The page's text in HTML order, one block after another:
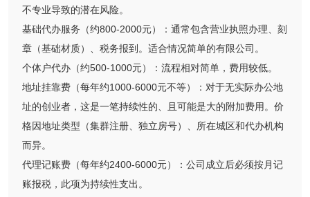
不专业导致的潜在风险。
基础代办服务（约800-2000元）：通常包含营业执照办理、刻
章（基础材质）、税务报到。适合情况简单的有限公司。
个体户代办（约500-1000元）：流程相对简单，费用较低。
地址挂靠费（每年约1000-6000元不等）：对于无实际办公地
址的创业者，这是一笔持续性的、且可能是大的附加费用。价
格因地址类型（集群注册、独立房号）、所在城区和代办机构
而异。
代理记账费（每年约2400-6000元）：公司成立后必须按月记
账报税，此项为持续性支出。